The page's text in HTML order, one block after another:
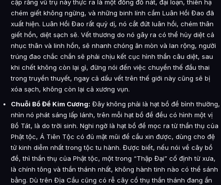
cập rằng vũ trụ này thực ra là một đống đổ nát, đại loạn, thiên hạ
chém giết không ngừng, và những binh lính cầm Luân Hồi Đao đã
xuất hiện. Luân Hồi Đao rất quỷ dị, nó cắt đứt luân hồi, chém thân
giết hồn, diệt sạch sẽ. Vết thương do nó gây ra có thể hủy diệt cả
nhục thân và linh hồn, sẽ nhanh chóng ăn mòn và lan rộng, người
trúng đao chắc chắn sẽ phải chịu kết cục hình thần câu diệt, sau
khi chết không còn lại gì, đừng nói đến việc chuyển thế đầu thai
trong truyền thuyết, ngay cả dấu vết trên thế giới này cũng sẽ bị
xóa sạch, không còn lại cả xương vụn.
Chuỗi Bồ Đề Kim Cương: Đây không phải là hạt bồ đề bình thường,
nhìn nó phát sáng lấp lánh, trên mỗi hạt bồ đề đều có hình một vị
Bồ Tát, là do trời sinh. Nghi ngờ là hạt bồ đề mọc ra từ thần thụ của
Phật tộc, Á Tiên Tộc có đủ mặt mũi để cầu xin được, dùng cho đệ
tử kinh diễm nhất trong tộc tu hành. Được biết, nếu nói về cây bồ
đề, thì thần thụ của Phật tộc, một trong “Thập Đại” cố định từ xưa,
là chính tông và thần thánh nhất, không hành tinh nào có thể sánh
bằng. Dù trên Địa Cầu cũng có rễ cây cổ thụ thần thánh đang ẩn